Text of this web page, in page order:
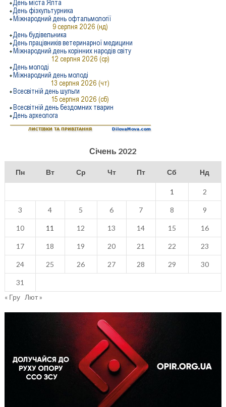
Січень 2022
Пн Вт Ср Чт Пт Сб Нд
1 2
3 4 5 6 7 8 9
10 11 12 13 14 15 16
17 18 19 20 21 22 23
24 25 26 27 28 29 30
31
« Гру Лют »